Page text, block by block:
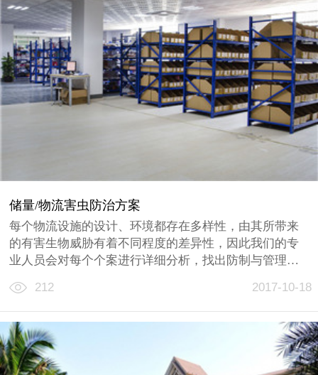
储量/物流害虫防治方案
每个物流设施的设计、环境都存在多样性，由其所带来
的有害生物威胁有着不同程度的差异性，因此我们的专
业人员会对每个个案进行详细分析，找出防制与管理的
与环保的解决方案，最大程度降低有害生物所带来的滋
扰......
212 2017-10-18